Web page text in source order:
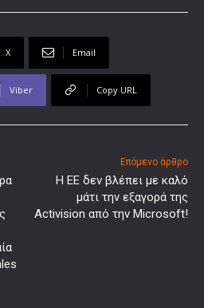
X Email
Viber Copy URL
Επόμενο άρθρο
Η ΕΕ δεν βλέπει με καλό
μάτι την εξαγορά της
Activision από την Microsoft!